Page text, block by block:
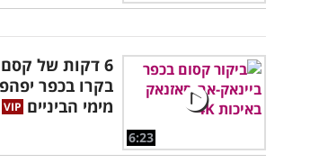
6:23
6 דקות של
בקרו בכפר
מימי הביניים